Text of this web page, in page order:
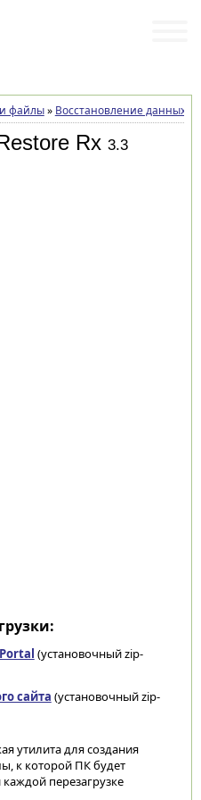
файлы» Восстановление данных
Rx 3.3
(установочный zip-
сайта (установочный zip-
утилита для создания
к которой ПК будет
перезагрузке